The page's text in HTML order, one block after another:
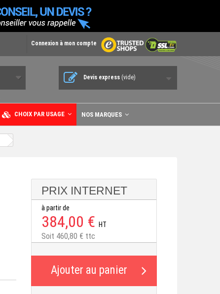
Connexion à mon compte
Devis express (vide)
CHOIX PAR USAGE NOS MARQUES
PRIX INTERNET
à partir de
384,00 € HT
Soit 460,80 € ttc